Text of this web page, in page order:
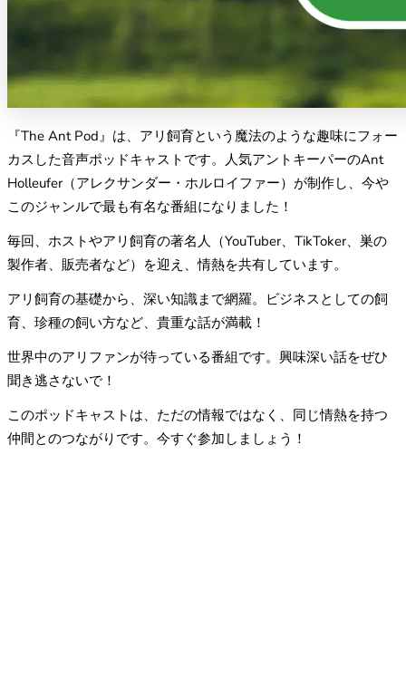
『The Ant Pod』は、アリ飼育という魔法のような趣味にフォー
カスした音声ポッドキャストです。人気アントキーパーのAnt
Holleufer（アレクサンダー・ホルロイファー）が制作し、今や
このジャンルで最も有名な番組になりました！
毎回、ホストやアリ飼育の著名人（YouTuber、TikToker、巣の
製作者、販売者など）を迎え、情熱を共有しています。
アリ飼育の基礎から、深い知識まで網羅。ビジネスとしての飼
育、珍種の飼い方など、貴重な話が満載！
世界中のアリファンが待っている番組です。興味深い話をぜひ
聞き逃さないで！
このポッドキャストは、ただの情報ではなく、同じ情熱を持つ
仲間とのつながりです。今すぐ参加しましょう！